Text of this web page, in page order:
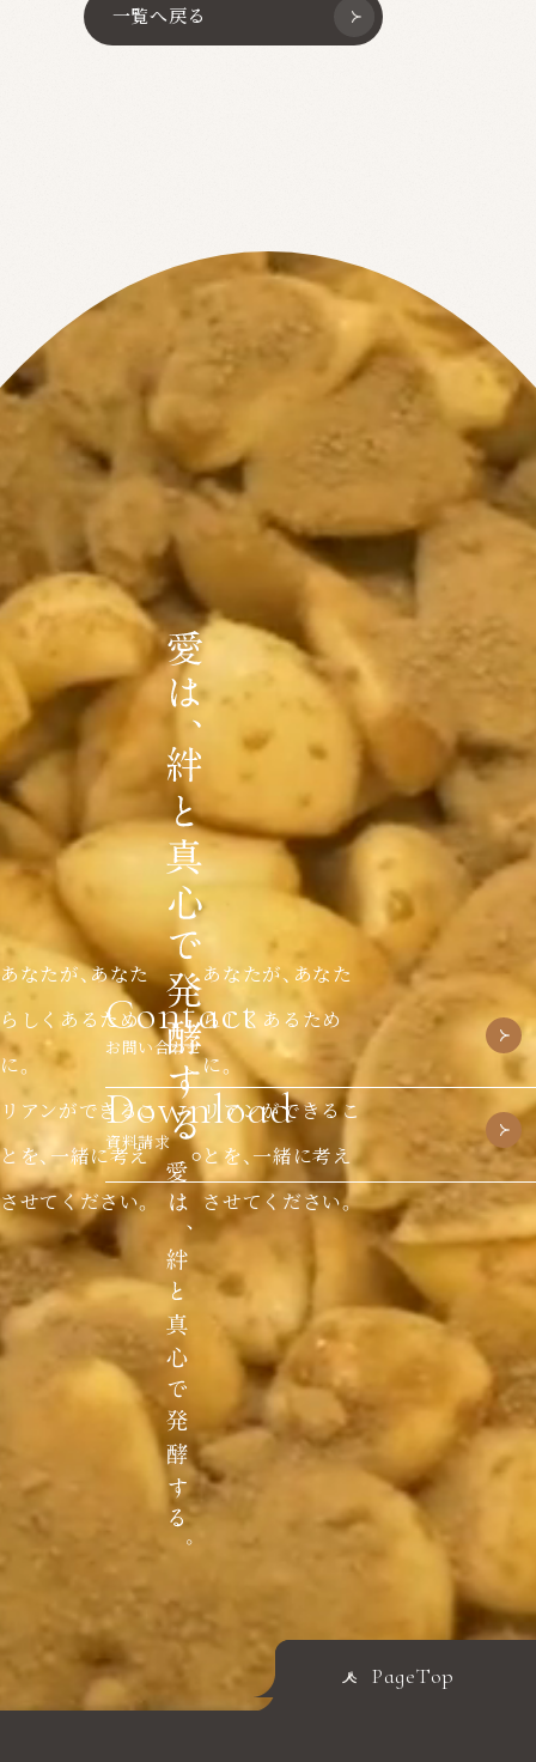
一覧へ戻る
あなたが、あなた
らしくあるため
に。
リアンができるこ
とを、一緒に考え
させてください。
あなたが、あなた
らしくあるため
に。
リアンができるこ
とを、一緒に考え
させてください。
Contact
お問い合わせ
Download
資料請求
PageTop